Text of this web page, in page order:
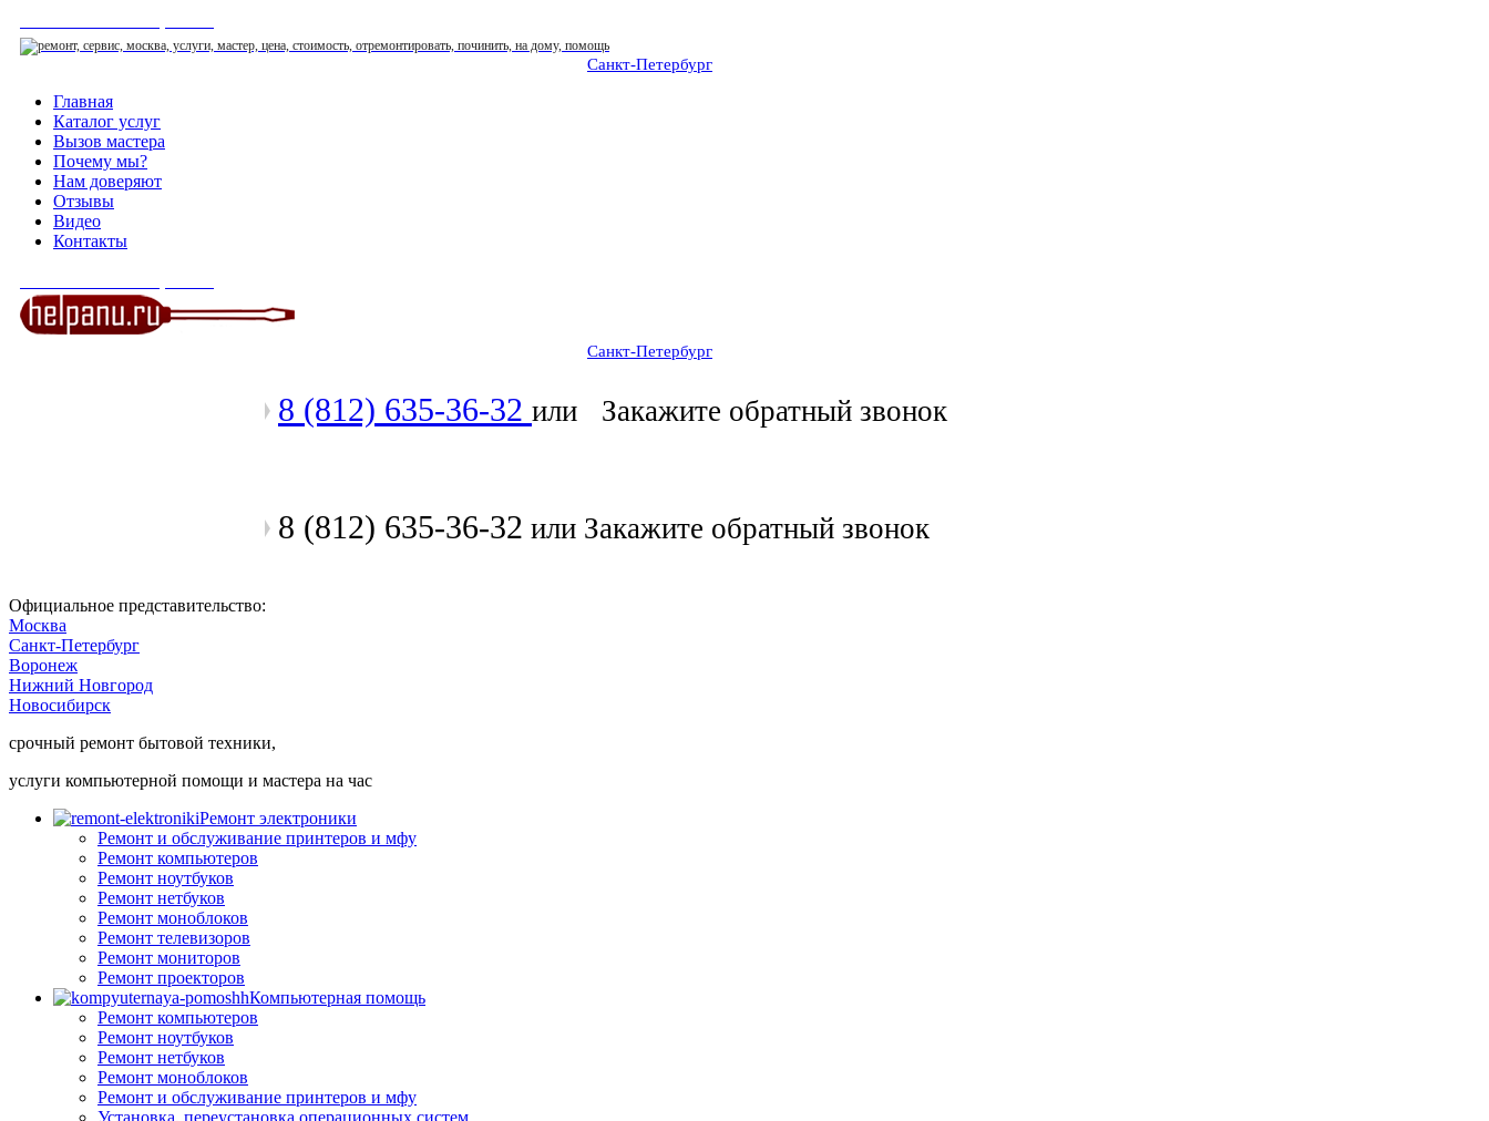
Санкт-Петербург
Главная
Каталог услуг
Вызов мастера
Почему мы?
Нам доверяют
Отзывы
Видео
Контакты
Санкт-Петербург
8 (812) 635-36-32 или Закажите обратный звонок
8 (812) 635-36-32 или Закажите обратный звонок
Официальное представительство:
Москва
Санкт-Петербург
Воронеж
Нижний Новгород
Новосибирск
срочный ремонт бытовой техники,
услуги компьютерной помощи и мастера на час
Ремонт электроники
Ремонт и обслуживание принтеров и мфу
Ремонт компьютеров
Ремонт ноутбуков
Ремонт нетбуков
Ремонт моноблоков
Ремонт телевизоров
Ремонт мониторов
Ремонт проекторов
Компьютерная помощь
Ремонт компьютеров
Ремонт ноутбуков
Ремонт нетбуков
Ремонт моноблоков
Ремонт и обслуживание принтеров и мфу
Установка, переустановка операционных систем